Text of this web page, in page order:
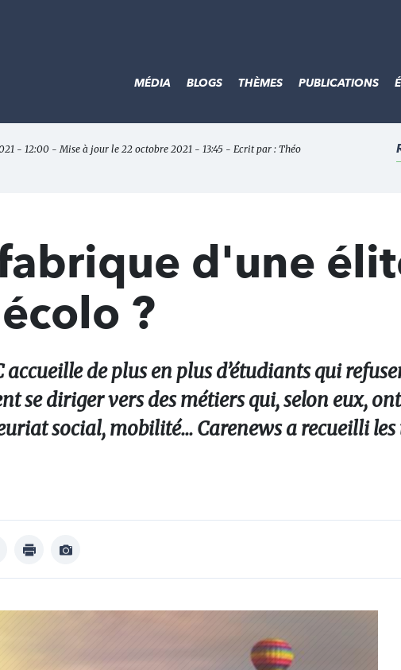
MÉDIA BLOGS THÈMES PUBLICATIONS
- 12:00 - Mise à jour le 22 octobre 2021 - 13:45 - Ecrit par : Théo
d'une
?
accueille de plus en plus d’étudiants qui
se diriger vers des métiers qui, selon eux,
social, mobilité... Carenews a recueilli
print
Afficher